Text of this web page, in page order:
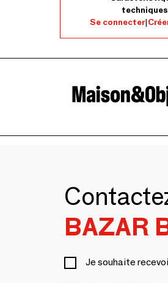
techniques
Se connecter|
BAZAR
Je souhaite